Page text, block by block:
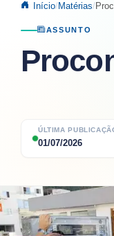
Início Matérias
ASSUNTO
ÚLTIMA
01/07/2026